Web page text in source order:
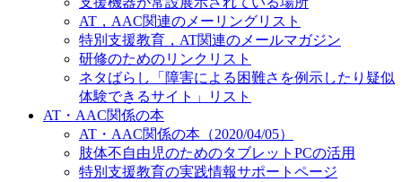
AT，AAC関連のメーリングリスト
特別支援教育，AT関連のメールマガジン
研修のためのリンクリスト
ネタばらし「障害による困難さを例示したり疑似
体験できるサイト」リスト
AT・AAC関係の本
AT・AAC関係の本（2020/04/05）
肢体不自由児のためのタブレットPCの活用
特別支援教育の実践情報サポートページ